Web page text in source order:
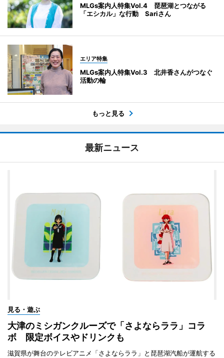
MLGs案内人特集Vol.4 琵琶湖とつながる
「エシカル」な行動 Sariさん
エリア特集
MLGs案内人特集Vol.3 北井香さんがつなぐ
活動の輪
もっと見る
最新ニュース
見る・遊ぶ
大津のミシガンクルーズで「さよならララ」コラ
ボ 限定ボイスやドリンクも
滋賀県が舞台のテレビアニメ「さよならララ」と琵琶湖汽船が運航する